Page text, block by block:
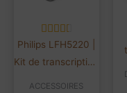
Philips LFH5220 |
Kit de transcription
ACCESSOIRES